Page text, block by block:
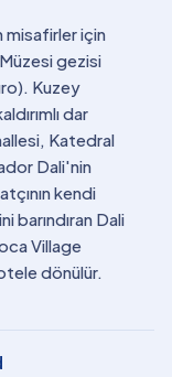
misafirler için
gezisi
Kuzey
dar
Katedral
Dali'nin
kendi
barındıran Dali
Village
dönülür.